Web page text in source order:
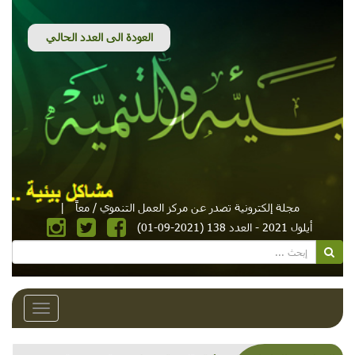
مجلة إلكترونية تصدر عن مركز العمل التنموي / معاً
|
أيلول 2021 - العدد 138 (2021-09-01)
Toggle